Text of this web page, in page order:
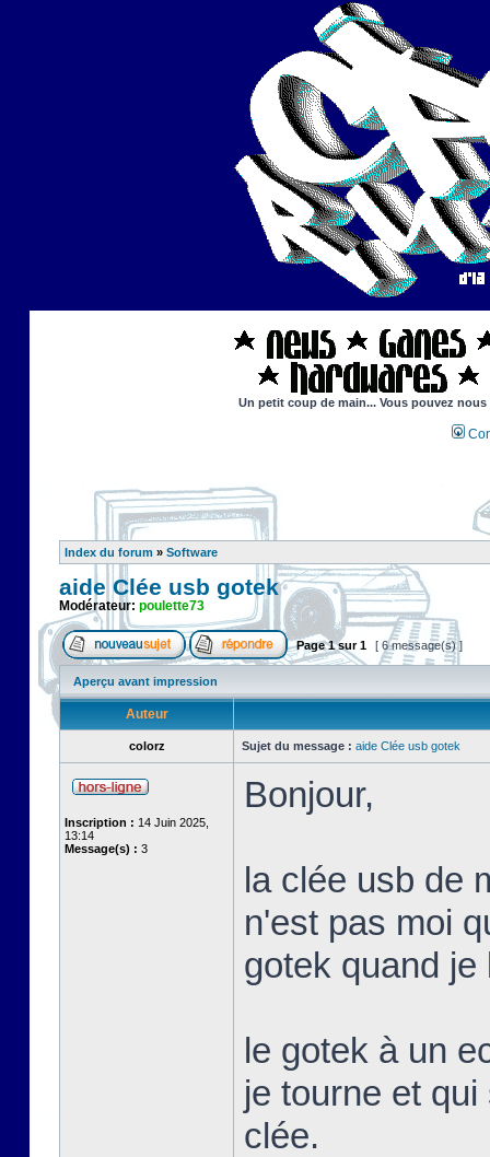
Un petit coup de main... Vous pouvez
Index du forum » Software
aide Clée usb gotek
Modérateur: poulette73
Page1sur1 [ 6 message(s) ]
Aperçu avant impression
Auteur
colorz Sujet du message : aide Clée usb gotek
Inscription : 14 Juin 2025,
13:14
Message(s) : 3
Bonjour,
la clée usb de
n'est pas moi
gotek quand je
le gotek à un
je tourne et
clée.